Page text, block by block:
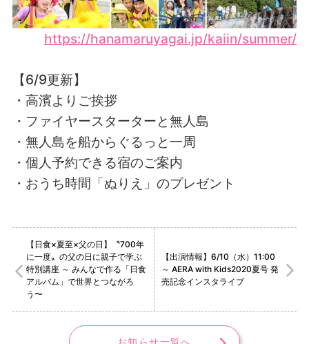
https://hanamaruyagai.jp/kaiin/summer/
【6/9更新】
・高濱よりご挨拶
・ファイヤースターターと無人島
・無人島を船からぐるっと一周
・個人予約できる宿のご案内
・おうち時間「ぬりえ」のプレゼント
【日食×夏至×父の日】〝700年
に一度〟の父の日に親子で学ぶ
特別講座 ～ みんなで作る「日食
アルバム」で世界とつながろ
う〜
【出演情報】6/10（水）11:00
～ AERA with Kids2020夏号 発
売記念インスタライブ
お知らせ一覧へ